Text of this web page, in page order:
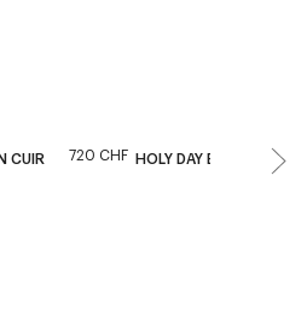
CUIR 720 CHF HOLY DAY BAG MINI